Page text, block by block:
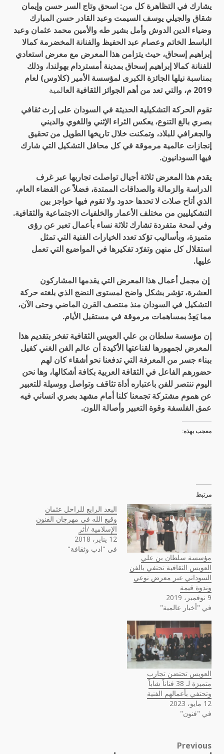
يشارك في التظاهرة كل من: اسحق وتاج السر حسن وإيمان
شقاق والجيلي يوسف السيمت وعبد القادر حسن المبارك
وضياء الدين الدوش وأمل بشير طه والأمين محمد عثمان وعبد
الباسط الخاتم وعصام عبد الحفيظ والفنانة المخضرمة كمالا
إبراهيم إسحاق، حيث يتزامن هذا المعرض مع معرض استعادي
للفنانة كمالا إبراهيم إسحاق بمدينة أمستردام بهولندا، وذلك
بمناسبة نيلها الجائزة الكبرى لمؤسسة الأمير (كلاوس) لعام
2019 م، والتي تعد من أهم الجوائز الثقافية العا
لمية
تقوم الحركة التشكيلية الحديثة في السودان على إرث ثقافي
بصري بالغ التنوع، يعكس الثراء الإثني واللغوي والديني
والجغرافي للبلاد، وتمكنت خلال تاريخها الطويل من تحقيق
إنجازات عالمية مرموقة في كل محافل التشكيل التي شارك
فيها السودانيون.
يقدم هذا المعرض ثلاثة أجيال تواصلت تجاربها عبر غرف
الدراسة والزمالة والصداقات الممتدة، فضلاً عن الفضاء العام،
الذي أتاح صلات لا تحدها حدود ولا تقوم فيها حواجز بين
التشكيليين من مختلف الأعمار والخلفيات الاجتماعية والثقافية.
وفي لمحة متفردة تشارك ثلاثة نساء بأعمال تعبر عن رؤى
متميزة، وبأساليب تؤكد تعدد الخيارات الفنية التي تمثل
استقلال كل منهن وتفرّد تفكيرها في المواضيع التي تعمل
عليها.
إن مجمل أعمال هذا المعرض التي يقدمها المشاركون
العشرة، تؤشر بشكل واضح لمستوى النضج الذي بلغته حركة
التشكيل في السودان منذ منتصف القرن الماضي وحتى الآن،
مما يَعِدُ بمساهمات مرموقة في مستقبل الأيام.
إن مؤسسة سلطان بن علي العويس الثقافية تفخر بتقديم هذا
المعرض لجمهورها لقناعتها الأكيدة أن عالم الفن الغني كفيل
ببناء جسر من المعرفة التي تدفعنا نحو أشقاء كان لهم
حضورهم الفاعل في الثقافة العربية بكافة أشكالها، وها نحن
اليوم ننتصر للفن باعتباره أداة تثاقف وتواصل ووسيلة للتعبير
عن هموم مشتركة تجمعنا كلنا أمام مشهد بصري انساني فيه
عمق الفلسفة وقوة التعبير وأصالة اللون.
معجب بهذه:
مرتبط
مؤسسة سلطان بن علي
العويس الثقافية تحتفي بالفن
السوداني عبر معرض نوعي
وندوة قيمة
9 نوفمبر، 2019
في "أخبار عالمية"
البعد الرابع للراحل عثمان
وقيع الله في مهرجان الفنون
الإسلامية /أثر
12 يناير، 2018
في "ادب وثقافة"
العويس تحتضن تجارب
متميزة لـ 38 فناناً شاباً
وتحتفي بأعمالهم الفنية
12 مايو، 2023
في "فنون"
Post
Previous